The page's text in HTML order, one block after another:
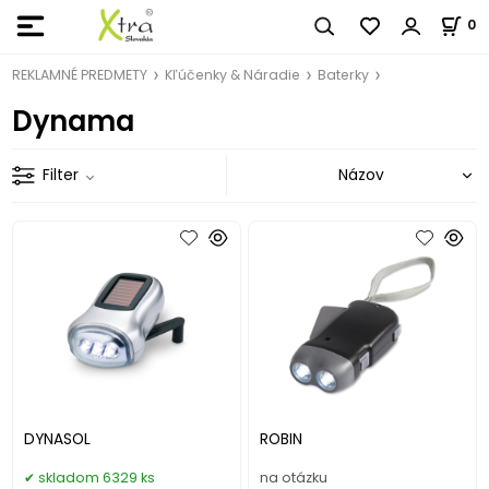
0
REKLAMNÉ PREDMETY Kľúčenky & Náradie Baterky
Dynama
Filter
DYNASOL
skladom 6329 ks
ROBIN
na otázku